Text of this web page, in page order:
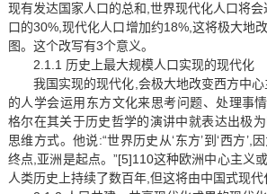
现有发达国家人口的总和,世界现代化人口将
口的30%,现代化人口增加约18%,这将极大地
图。这个改写有3个意义。
2.1.1 历史上最大规模人口实现的现代化
我国实现的现代化,会极大地改变西方中
的人学会运用东方文化来思考问题、处理事
格尔在其关于历史哲学的演讲中就表达出极
思维方式。他说:“世界历史从‘东方’到‘西方’,
终点,亚洲是起点。”[5]110这种欧洲中心主义
人类历史上持续了数百年,但这将由中国式现代